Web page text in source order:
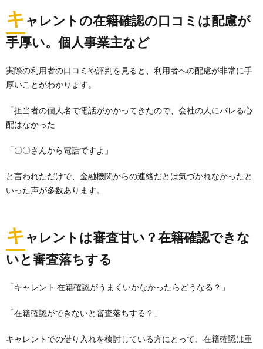
キ ャレントの在籍確認の口コミは配慮が
手厚い。個人事業主など
実際の利用者の口コミや評判を見ると、利用者への配慮が非常に手
厚いことがわかります。
「担当者の個人名で電話がかかってきたので、会社の人にバレる心
配はなかった
「〇〇さんから電話ですよ」
と言われただけで、金融機関からの連絡だとは気づかれなかったと
いった声が多数あります。
キ ャレントは審査甘い？在籍確認できな
いと審査落ちする
「キャレント 在籍確認がうまくいかなかったらどうなる？」
「在籍確認ができないと審査落ちする？」
キャレントでの借り入れを検討している方にとって、在籍確認は重